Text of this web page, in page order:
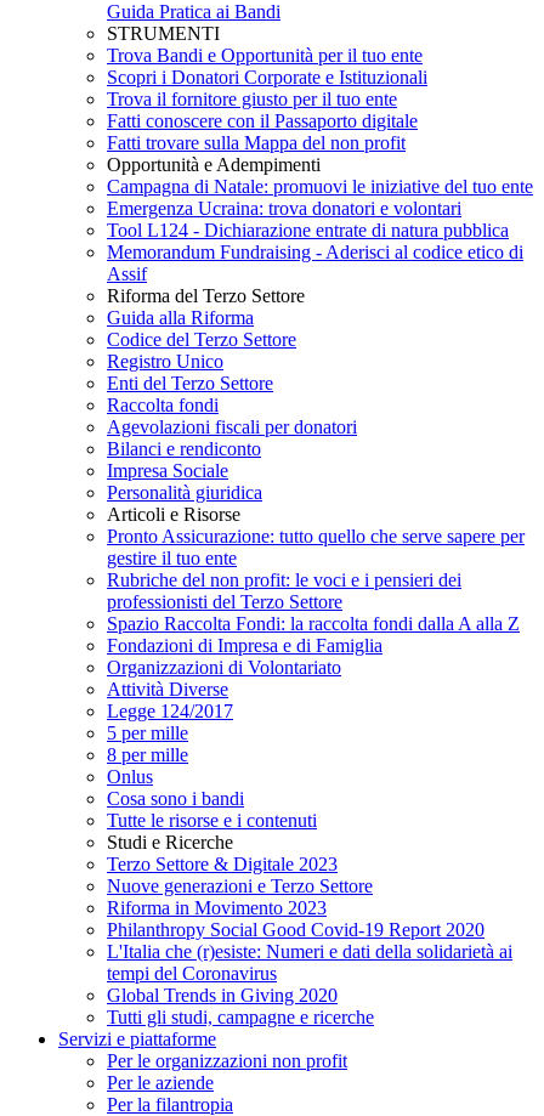
Guida Pratica ai Bandi
STRUMENTI
Trova Bandi e Opportunità per il tuo ente
Scopri i Donatori Corporate e Istituzionali
Trova il fornitore giusto per il tuo ente
Fatti conoscere con il Passaporto digitale
Fatti trovare sulla Mappa del non profit
Opportunità e Adempimenti
Campagna di Natale: promuovi le iniziative del tuo ente
Emergenza Ucraina: trova donatori e volontari
Tool L124 - Dichiarazione entrate di natura pubblica
Memorandum Fundraising - Aderisci al codice etico di
Assif
Riforma del Terzo Settore
Guida alla Riforma
Codice del Terzo Settore
Registro Unico
Enti del Terzo Settore
Raccolta fondi
Agevolazioni fiscali per donatori
Bilanci e rendiconto
Impresa Sociale
Personalità giuridica
Articoli e Risorse
Pronto Assicurazione: tutto quello che serve sapere per
gestire il tuo ente
Rubriche del non profit: le voci e i pensieri dei
professionisti del Terzo Settore
Spazio Raccolta Fondi: la raccolta fondi dalla A alla Z
Fondazioni di Impresa e di Famiglia
Organizzazioni di Volontariato
Attività Diverse
Legge 124/2017
5 per mille
8 per mille
Onlus
Cosa sono i bandi
Tutte le risorse e i contenuti
Studi e Ricerche
Terzo Settore & Digitale 2023
Nuove generazioni e Terzo Settore
Riforma in Movimento 2023
Philanthropy Social Good Covid-19 Report 2020
L'Italia che (r)esiste: Numeri e dati della solidarietà ai
tempi del Coronavirus
Global Trends in Giving 2020
Tutti gli studi, campagne e ricerche
Servizi e piattaforme
Per le organizzazioni non profit
Per le aziende
Per la filantropia